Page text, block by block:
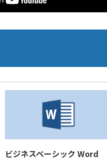
ビジネスベーシック Word